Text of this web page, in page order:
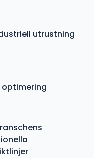
utrustning
optimering